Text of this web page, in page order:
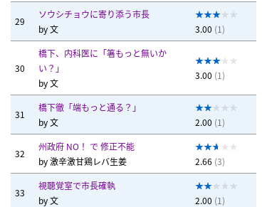
29
ソウシチョウに寄り添う市長
by文 3.00 (1)
30
橋下、内科医に「箸もっと無いか
い？」
by文
3.00 (1)
31
橋下徹「端もっと通る？」
by文 2.00 (1)
32
州政府 NO！ で 修正不能
by激辛激甘鶏レバ生姜 2.66 (3)
33
視聴覚室で市長確執
by文 2.00 (1)